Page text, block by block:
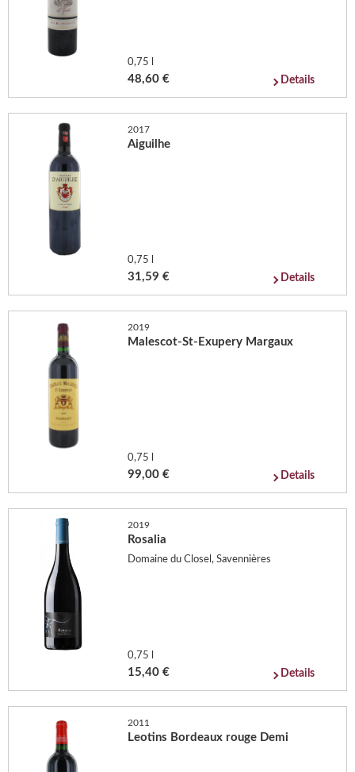
0,75 l
48,60 € Details
2017
Aiguilhe
0,75 l
31,59 € Details
2019
Malescot-St-Exupery Margaux
0,75 l
99,00 € Details
2019
Rosalia
Domaine du Closel, Savennières
0,75 l
15,40 € Details
2011
Leotins Bordeaux rouge Demi